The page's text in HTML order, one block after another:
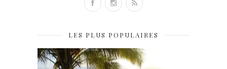
LES PLUS POPULAIRES